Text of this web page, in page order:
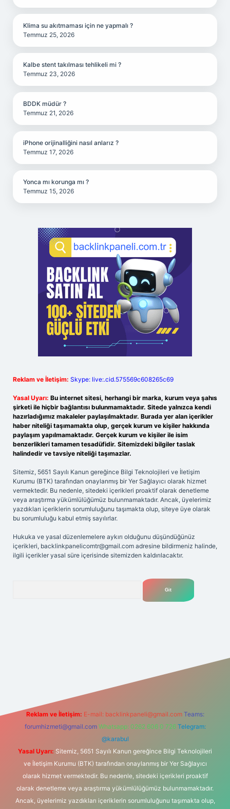
Klima su akıtmaması için ne yapmalı ?
Temmuz 25, 2026
Kalbe stent takılması tehlikeli mi ?
Temmuz 23, 2026
BDDK müdür ?
Temmuz 21, 2026
iPhone orijinalliğini nasıl anlarız ?
Temmuz 17, 2026
Yonca mı korunga mı ?
Temmuz 15, 2026
Reklam ve İletişim: Skype: live:.cid.575569c608265c69
Yasal Uyarı: Bu internet sitesi, herhangi bir marka, kurum veya şahıs
şirketi ile hiçbir bağlantısı bulunmamaktadır. Sitede yalnızca kendi
hazırladığımız makaleler paylaşılmaktadır. Burada yer alan içerikler
haber niteliği taşımamakta olup, gerçek kurum ve kişiler hakkında
paylaşım yapılmamaktadır. Gerçek kurum ve kişiler ile isim
benzerlikleri tamamen tesadüfidir. Sitemizdeki bilgiler taslak
halindedir ve tavsiye niteliği taşımazlar.
Sitemiz, 5651 Sayılı Kanun gereğince Bilgi Teknolojileri ve İletişim
Kurumu (BTK) tarafından onaylanmış bir Yer Sağlayıcı olarak hizmet
vermektedir. Bu nedenle, sitedeki içerikleri proaktif olarak denetleme
veya araştırma yükümlülüğümüz bulunmamaktadır. Ancak, üyelerimiz
yazdıkları içeriklerin sorumluluğunu taşımakta olup, siteye üye olarak
bu sorumluluğu kabul etmiş sayılırlar.
Hukuka ve yasal düzenlemelere aykırı olduğunu düşündüğünüz
içerikleri, backlinkpanelicomtr@gmail.com adresine bildirmeniz halinde,
ilgili içerikler yasal süre içerisinde sitemizden kaldırılacaktır.
Reklam ve İletişim: E-mail: backlinkpaneli@gmail.com Teams:
forumhizmeti@gmail.com Whatsapp: 0262 606 0 726 Telegram:
@karabul
Yasal Uyarı: Sitemiz, 5651 Sayılı Kanun gereğince Bilgi Teknolojileri
ve İletişim Kurumu (BTK) tarafından onaylanmış bir Yer Sağlayıcı
olarak hizmet vermektedir. Bu nedenle, sitedeki içerikleri proaktif
olarak denetleme veya araştırma yükümlülüğümüz bulunmamaktadır.
Ancak, üyelerimiz yazdıkları içeriklerin sorumluluğunu taşımakta olup,